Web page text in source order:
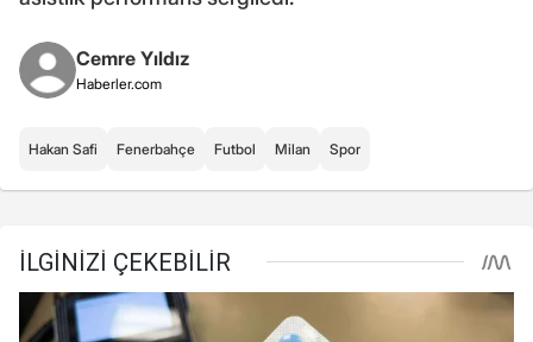
Cemre Yıldız
Haberler.com
Hakan Safi Fenerbahçe Futbol Milan Spor